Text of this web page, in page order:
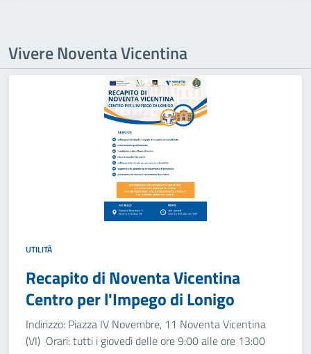
Vivere Noventa Vicentina
UTILITÀ
Recapito di Noventa Vicentina
Centro per l'Impego di Lonigo
Indirizzo: Piazza IV Novembre, 11 Noventa Vicentina
(VI) Orari: tutti i giovedì delle ore 9:00 alle ore 13:00